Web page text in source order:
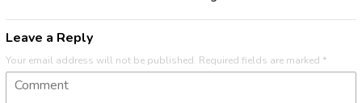
Leave a Reply
Your email address will not be published. Required fields are marked *